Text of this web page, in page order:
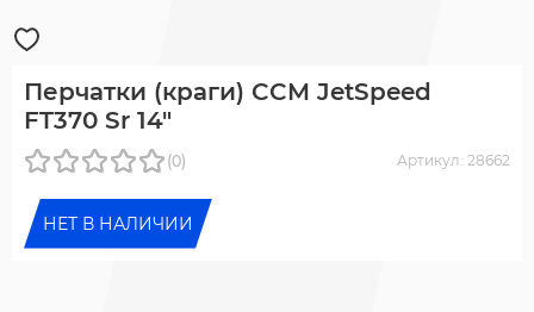
Перчатки (краги) CCM JetSpeed
FT370 Sr 14"
(0) Артикул: 28662
НЕТ В НАЛИЧИИ